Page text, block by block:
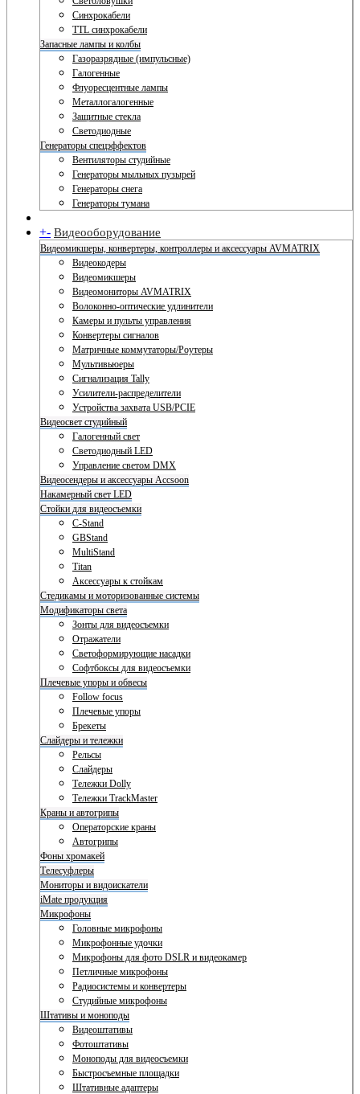
Синхрокабели
TTL синхрокабели
Запасные лампы и колбы
Газоразрядные (импульсные)
Галогенные
Флуоресцентные лампы
Металлогалогенные
Защитные стекла
Светодиодные
Генераторы спецэффектов
Вентиляторы студийные
Генераторы мыльных пузырей
Генераторы снега
Генераторы тумана
+- Видеооборудование
Видеомикшеры, конвертеры, контроллеры и аксессуары AVMATRIX
Видеокодеры
Видеомикшеры
Видеомониторы AVMATRIX
Волоконно-оптические удлинители
Камеры и пульты управления
Конвертеры сигналов
Матричные коммутаторы/Роутеры
Мультивьюеры
Сигнализация Tally
Усилители-распределители
Устройства захвата USB/PCIE
Видеосвет студийный
Галогенный свет
Светодиодный LED
Управление светом DMX
Видеосендеры и аксессуары Accsoon
Накамерный свет LED
Стойки для видеосъемки
C-Stand
GBStand
MultiStand
Titan
Аксессуары к стойкам
Стедикамы и моторизованные системы
Модификаторы света
Зонты для видеосъемки
Отражатели
Светоформирующие насадки
Софтбоксы для видеосъемки
Плечевые упоры и обвесы
Follow focus
Плечевые упоры
Брекеты
Слайдеры и тележки
Рельсы
Слайдеры
Тележки Dolly
Тележки TrackMaster
Краны и автогрипы
Операторские краны
Автогрипы
Фоны хромакей
Телесуфлеры
Мониторы и видоискатели
iMate продукция
Микрофоны
Головные микрофоны
Микрофонные удочки
Микрофоны для фото DSLR и видеокамер
Петличные микрофоны
Радиосистемы и конвертеры
Студийные микрофоны
Штативы и моноподы
Видеоштативы
Фотоштативы
Моноподы для видеосъемки
Быстросъемные площадки
Штативные адаптеры